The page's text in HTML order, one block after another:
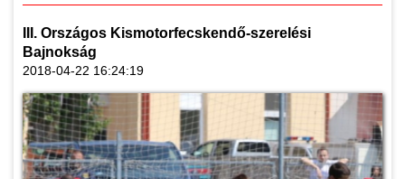
III. Országos Kismotorfecskendő-szerelési
Bajnokság
2018-04-22 16:24:19